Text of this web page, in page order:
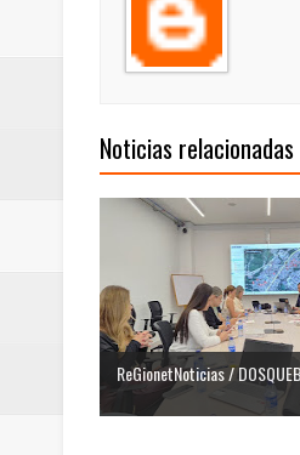
Noticias relacionadas
ReGionetNoticias /